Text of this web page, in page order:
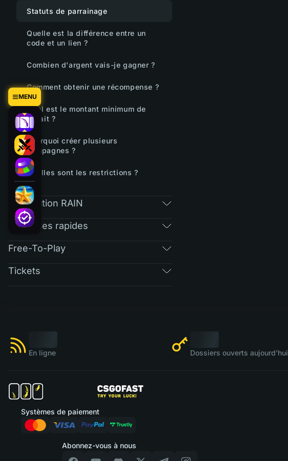
MENU
Statuts de parrainage
Quelle est la différence entre un
code et un lien ?
Combien d'argent vais-je gagner ?
Comment obtenir une récompense ?
Quel est le montant minimum de
retrait ?
Pourquoi créer plusieurs
campagnes ?
Quelles sont les restrictions ?
Distribution RAIN
Réponses rapides
Free-To-Play
Tickets
En ligne Dossiers ouverts aujourd'hui
Abonnez-vous à nous
Systèmes de paiement